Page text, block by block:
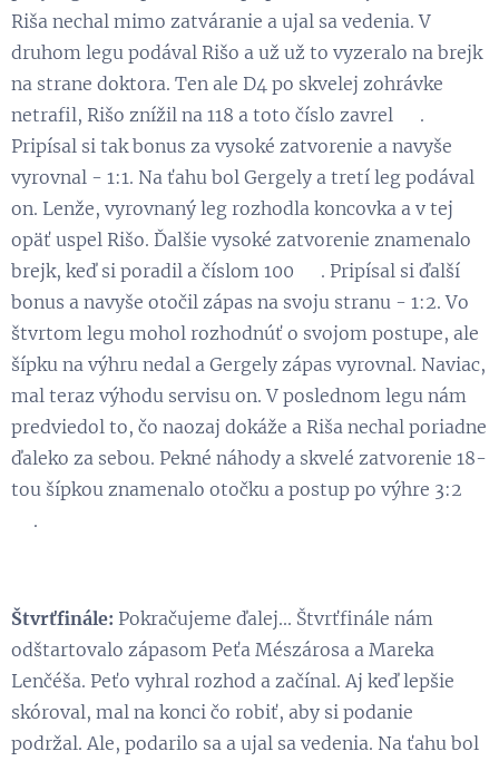
Riša nechal mimo zatváranie a ujal sa vedenia. V
druhom legu podával Rišo a už už to vyzeralo na brejk
na strane doktora. Ten ale D4 po skvelej zohrávke
netrafil, Rišo znížil na 118 a toto číslo zavrel 👏.
Pripísal si tak bonus za vysoké zatvorenie a navyše
vyrovnal - 1:1. Na ťahu bol Gergely a tretí leg podával
on. Lenže, vyrovnaný leg rozhodla koncovka a v tej
opäť uspel Rišo. Ďalšie vysoké zatvorenie znamenalo
brejk, keď si poradil a číslom 100 💪. Pripísal si ďalší
bonus a navyše otočil zápas na svoju stranu - 1:2. Vo
štvrtom legu mohol rozhodnúť o svojom postupe, ale
šípku na výhru nedal a Gergely zápas vyrovnal. Naviac,
mal teraz výhodu servisu on. V poslednom legu nám
predviedol to, čo naozaj dokáže a Riša nechal poriadne
ďaleko za sebou. Pekné náhody a skvelé zatvorenie 18-
tou šípkou znamenalo otočku a postup po výhre 3:2
😉.
Štvrťfinále: Pokračujeme ďalej... Štvrťfinále nám
odštartovalo zápasom Peťa Mészárosa a Mareka
Lenčéša. Peťo vyhral rozhod a začínal. Aj keď lepšie
skóroval, mal na konci čo robiť, aby si podanie
podržal. Ale, podarilo sa a ujal sa vedenia. Na ťahu bol